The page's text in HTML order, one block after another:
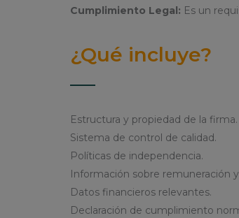
Cumplimiento Legal: Es un
¿Qué incluye?
Estructura y propiedad de la firma.
Sistema de control de calidad.
Políticas de independencia.
Información sobre remuneración
Datos financieros relevantes.
Declaración de cumplimiento